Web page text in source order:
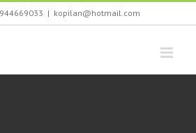
| kopilan@hotmail.com